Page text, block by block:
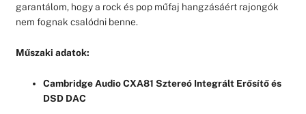
garantálom, hogy a rock és pop műfaj hangzásáért rajongók
nem fognak csalódni benne.
Műszaki adatok:
Cambridge Audio CXA81 Sztereó Integrált Erősítő és
DSD DAC